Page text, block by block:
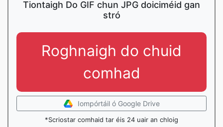
Tiontaigh Do GIF chun JPG doiciméid gan
stró
Roghnaigh do chuid
comhad
Iompórtáil ó Google Drive
*Scriostar comhaid tar éis 24 uair an chloig